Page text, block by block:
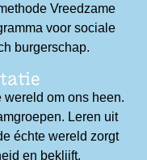
Vreedzame
voor sociale
burgerschap.
wereld om ons heen.
Leren uit
échte wereld zorgt
en beklijft.